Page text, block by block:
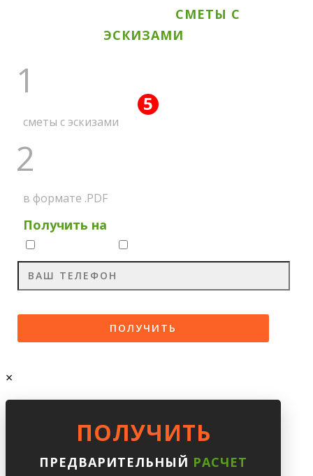
СМЕТЫ С
ЭСКИЗАМИ
1
5
сметы с эскизами
2
в формате .PDF
Получить на
×
ПОЛУЧИТЬ
ПРЕДВАРИТЕЛЬНЫЙ РАСЧЕТ